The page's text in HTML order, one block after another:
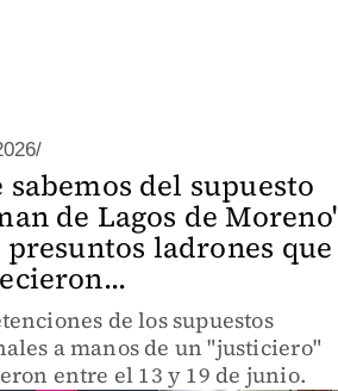
sabemos del supuesto
de Lagos de Moreno'
presuntos ladrones que
de los supuestos
a manos de un "justiciero"
entre el 13 y 19 de junio.